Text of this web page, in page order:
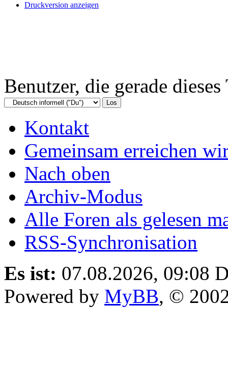
Druckversion anzeigen
Benutzer, die gerade
Kontakt
Gemeinsam erreichen
Nach oben
Archiv-Modus
Alle Foren als gelesen
RSS-Synchronisation
Es ist: 07.08.2026, 09:08
Powered by MyBB, ©